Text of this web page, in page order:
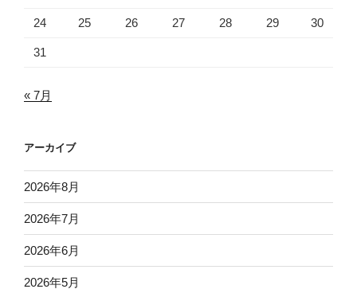
24 25 26 27 28 29 30
31
« 7月
アーカイブ
2026年8月
2026年7月
2026年6月
2026年5月